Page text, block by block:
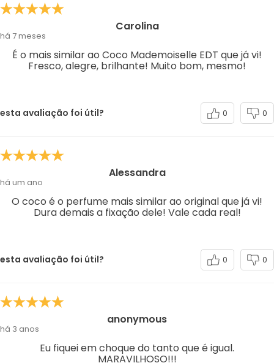
Carolina
há 7 meses
É o mais similar ao Coco Mademoiselle EDT que já vi!
Fresco, alegre, brilhante! Muito bom, mesmo!
esta avaliação foi útil? 0 0
Alessandra
há um ano
O coco é o perfume mais similar ao original que já vi!
Dura demais a fixação dele! Vale cada real!
esta avaliação foi útil? 0 0
anonymous
há 3 anos
Eu fiquei em choque do tanto que é igual.
MARAVILHOSO!!!